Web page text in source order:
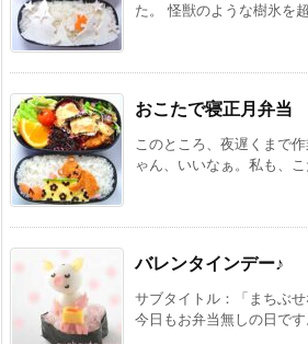
た。 怪獣のような樹氷を
おこたで寝正月弁当
このところ、夜遅くまで
ゃん、いいなぁ。私も、
バレンタインデー♪
サブタイトル：「まちぶせ
今日もお弁当無しの日で